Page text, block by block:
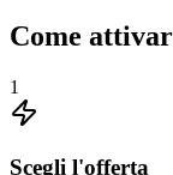
Come
1
Scegli l'offerta